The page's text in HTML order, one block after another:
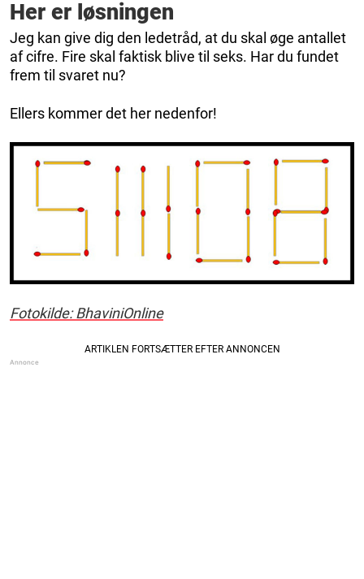
Her er løsningen
Jeg kan give dig den ledetråd, at du skal øge antallet
af cifre. Fire skal faktisk blive til seks. Har du fundet
frem til svaret nu?
Ellers kommer det her nedenfor!
Fotokilde: BhaviniOnline